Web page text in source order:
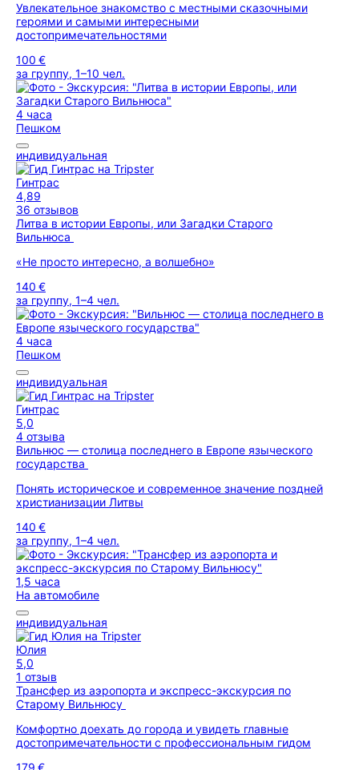
Увлекательное знакомство с местными сказочными
героями и самыми интересными
достопримечательностями
100 €
за группу, 1–10 чел.
4 часа
Пешком
индивидуальная
Гинтрас
4,89
36 отзывов
Литва в истории Европы, или Загадки Старого
Вильнюса
«Не просто интересно, а волшебно»
140 €
за группу, 1–4 чел.
4 часа
Пешком
индивидуальная
Гинтрас
5,0
4 отзыва
Вильнюс — столица последнего в Европе языческого
государства
Понять историческое и современное значение поздней
христианизации Литвы
140 €
за группу, 1–4 чел.
1,5 часа
На автомобиле
индивидуальная
Юлия
5,0
1 отзыв
Трансфер из аэропорта и экспресс-экскурсия по
Старому Вильнюсу
Комфортно доехать до города и увидеть главные
достопримечательности с профессиональным гидом
179 €